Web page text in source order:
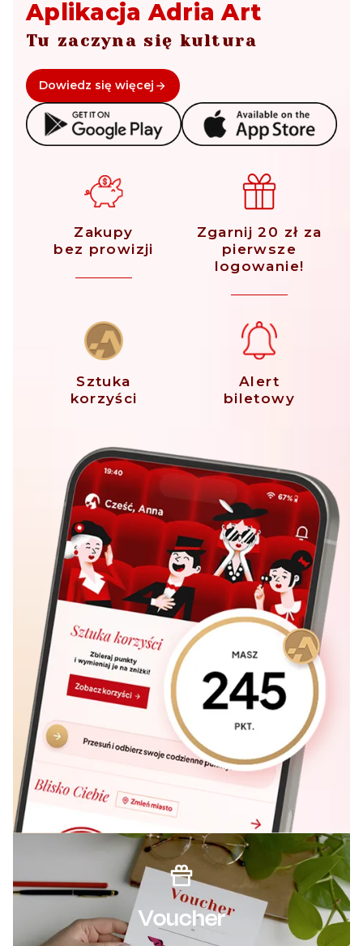
Aplikacja Adria Art
Tu zaczyna się kultura
Dowiedz się więcej
Zakupy
bez prowizji
Zgarnij 20 zł za
pierwsze
logowanie!
Sztuka
korzyści
Alert
biletowy
Voucher